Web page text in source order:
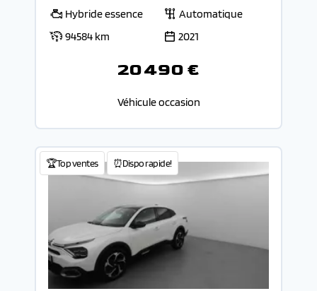
Hybride essence
Automatique
94584 km
2021
20 490 €
Véhicule occasion
🏆Top ventes ⏰Dispo rapide!